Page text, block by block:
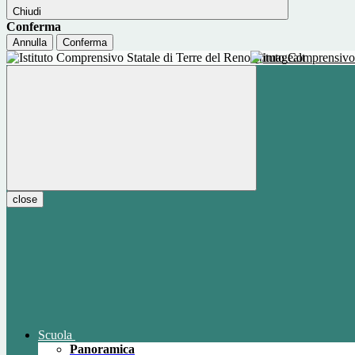
Chiudi
Conferma
Annulla Conferma
Istituto
close
Scuola
Panoramica